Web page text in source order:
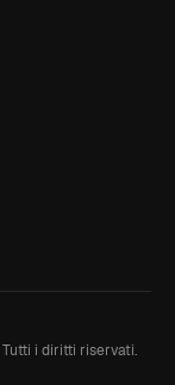
Tutti i diritti riservati.